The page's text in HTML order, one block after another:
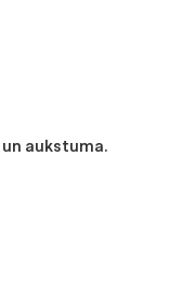
aukstuma.